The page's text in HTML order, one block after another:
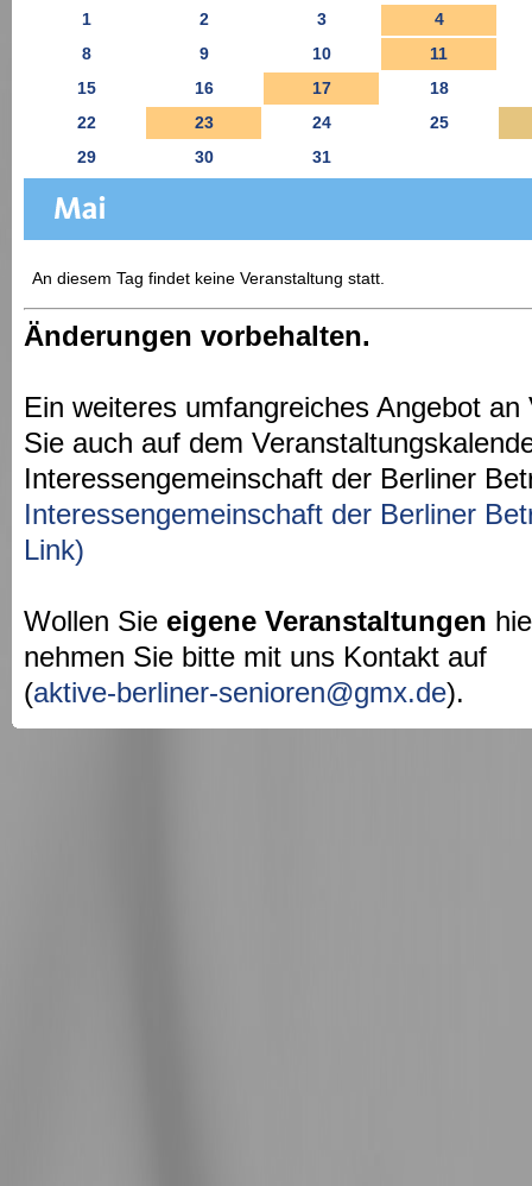
1 2 3
4
8
9 10
11
15
16 17
18
22
23 24
25
29
30 31
An diesem Tag findet keine Veranstaltung statt.
Änderungen vorbehalten.
Ein weiteres umfangreiches Angebot
Sie auch auf dem
Interessengemeinschaft der Berliner
Interessengemeinschaft der Berliner
Link)
Wollen Sie eigene Veranstaltungen
nehmen Sie bitte mit uns Kontakt auf
(aktive-berliner-senioren@gmx.de).